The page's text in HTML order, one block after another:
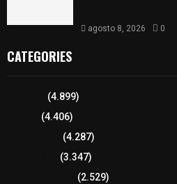
agosto 8, 2026 0
CATEGORIES
(4.899)
(4.406)
(4.287)
(3.347)
(2.529)